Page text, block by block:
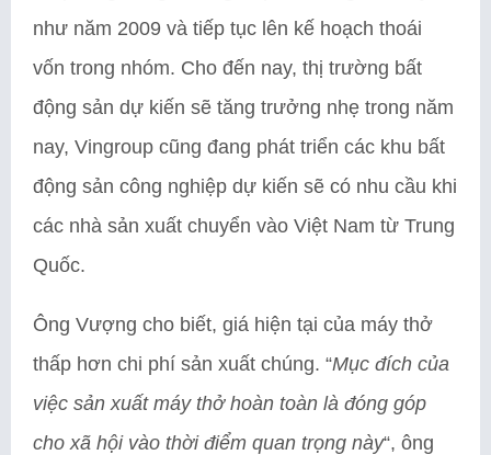
như năm 2009 và tiếp tục lên kế hoạch thoái
vốn trong nhóm. Cho đến nay, thị trường bất
động sản dự kiến ​​sẽ tăng trưởng nhẹ trong năm
nay, Vingroup cũng đang phát triển các khu bất
động sản công nghiệp dự kiến ​​sẽ có nhu cầu khi
các nhà sản xuất chuyển vào Việt Nam từ Trung
Quốc.
Ông Vượng cho biết, giá hiện tại của máy thở
thấp hơn chi phí sản xuất chúng. “Mục đích của
việc sản xuất máy thở hoàn toàn là đóng góp
cho xã hội vào thời điểm quan trọng này“, ông